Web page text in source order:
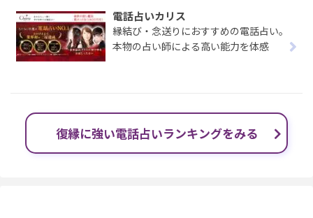
電話占いカリス
縁結び・念送りにおすすめの電話占い。
本物の占い師による高い能力を体感
復縁に強い電話占いランキングをみる